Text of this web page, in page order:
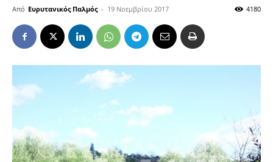
Από Ευρυτανικός Παλμός - 19 Νοεμβρίου 2017 4180